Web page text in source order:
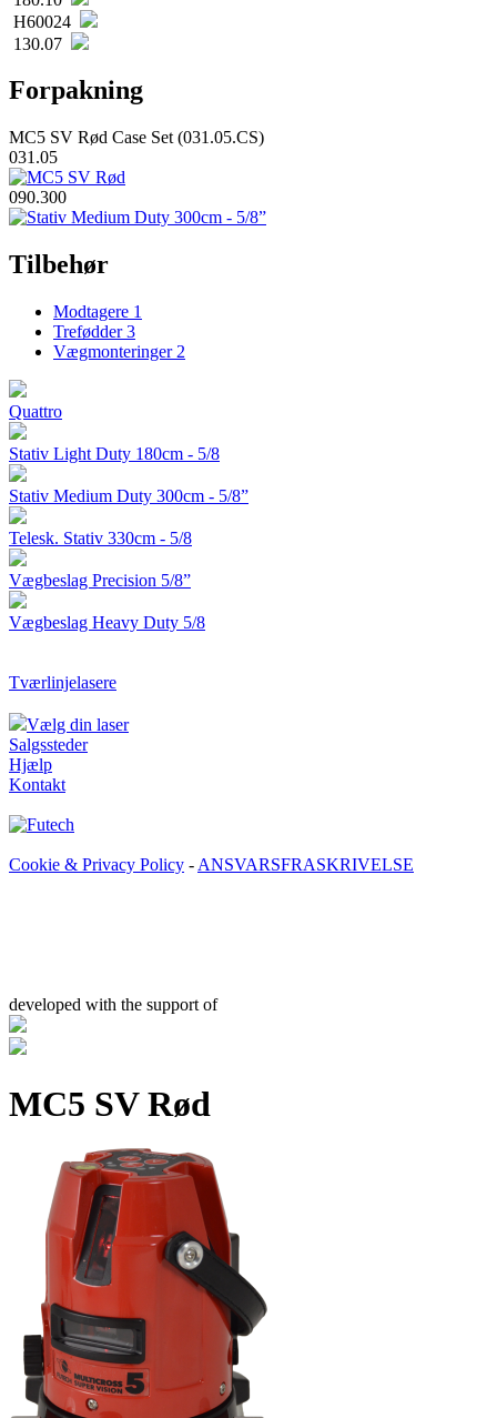
H60024
130.07
Forpakning
MC5 SV Rød Case Set (031.05.CS)
031.05
090.300
Tilbehør
Modtagere 1
Trefødder3
Vægmonteringer 2
Quattro
Stativ Light Duty 180cm - 5/8
Stativ Medium Duty 300cm - 5/8”
Telesk. Stativ 330cm - 5/8
Vægbeslag Precision 5/8”
Vægbeslag Heavy Duty 5/8
Tværlinjelasere
Vælg din laser
Salgssteder
Hjælp
Kontakt
Cookie & Privacy Policy - ANSVARSFRASKRIVELSE
developed with the support of
MC5 SV Rød